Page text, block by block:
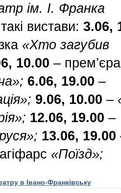
ім. І. Франка
вистави: 3.06,
«Хто загубив
10.00 – прем’єра
6.06, 19.00 –
9.06, 10.00 –
12.06, 19.00 –
13.06, 19.00
«Поїзд»;
в Івано-Франківську